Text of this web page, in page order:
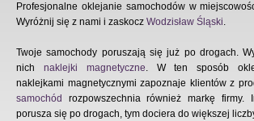
Profesjonalne oklejanie samochodów w
Wyróżnij się z nami i zaskocz Wodzisław Śląski.
Twoje samochody poruszają się już po drogach.
nich naklejki magnetyczne. W ten sposób
naklejkami magnetycznymi zapoznaje klientów z
samochód
rozpowszechnia również markę firmy.
porusza się po drogach, tym dociera do większej